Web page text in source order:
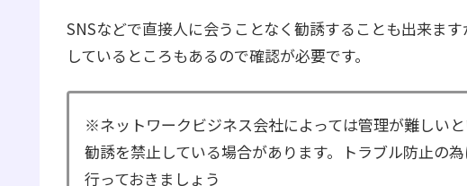
SNSなどで直接人に会うことなく勧誘することも出来ま
しているところもあるので確認が必要です。
※ネットワークビジネス会社によっては管理が難しい
勧誘を禁止している場合があります。トラブル防止の為
行っておきましょう